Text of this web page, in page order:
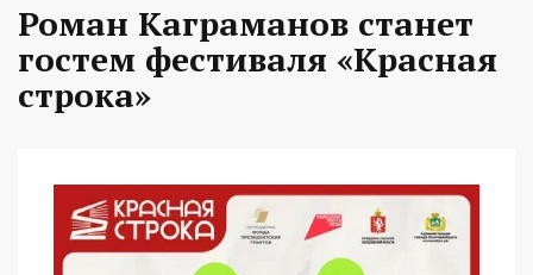
Роман Каграманов станет
гостем фестиваля «Красная
строка»